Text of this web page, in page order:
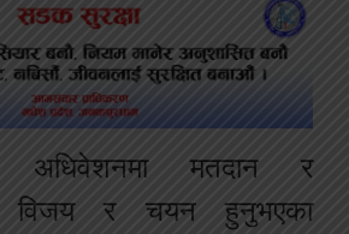
मतदान र
विजय र चयन हुनुभएका